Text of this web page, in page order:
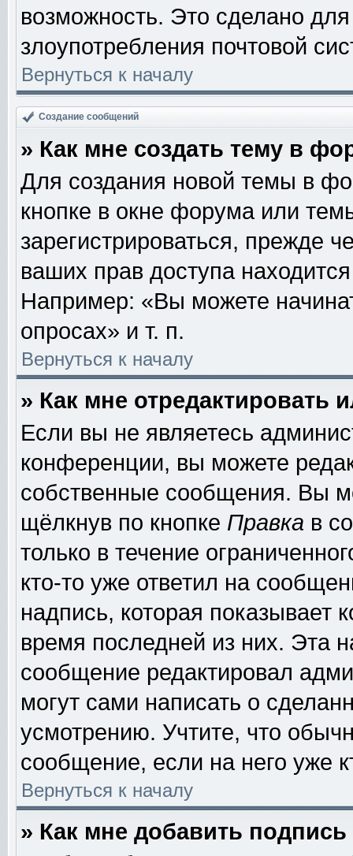
возможность. Это сделано
злоупотребления почтовой
Вернуться к началу
Создание сообщений
» Как мне создать тему в
Для создания новой темы в
кнопке в окне форума или
зарегистрироваться, прежде
ваших прав доступа
Например: «Вы можете
опросах» и т. п.
Вернуться к началу
» Как мне отредактировать
Если вы не являетесь
конференции, вы можете
собственные сообщения. Вы
щёлкнув по кнопке Правка в
только в течение
кто-то уже ответил на
надпись, которая показывает
время последней из них. Эта
сообщение редактировал
могут сами написать о
усмотрению. Учтите, что
сообщение, если на него уже
Вернуться к началу
» Как мне добавить